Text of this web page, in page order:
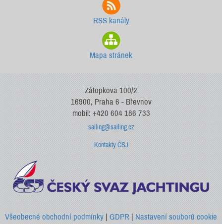
RSS kanály
Mapa stránek
Zátopkova 100/2
16900, Praha 6 - Břevnov
mobil: +420 604 186 733
sailing@sailing.cz
Kontakty ČSJ
Všeobecné obchodní podmínky |GDPR |Nastavení souborů cookie